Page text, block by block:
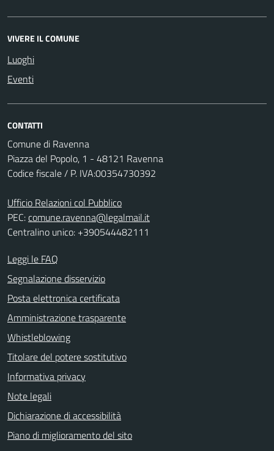
VIVERE IL COMUNE
Luoghi
Eventi
CONTATTI
Comune di Ravenna
Piazza del Popolo, 1 - 48121 Ravenna
Codice fiscale / P. IVA:00354730392
Ufficio Relazioni col Pubblico
PEC:comune.ravenna@legalmail.it
Centralino unico: +390544482111
Leggi le FAQ
Segnalazione disservizio
Posta elettronica certificata
Amministrazione trasparente
Whistleblowing
Titolare del potere sostitutivo
Informativa privacy
Note legali
Dichiarazione di accessibilità
Piano di miglioramento del sito